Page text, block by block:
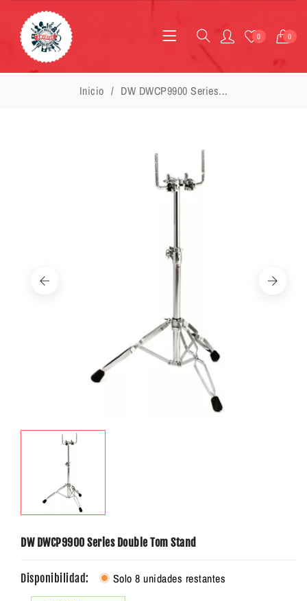
0 0
Inicio DW DWCP9900 Series...
DW DWCP9900 Series Double Tom Stand
Disponibilidad: Solo 8 unidades restantes